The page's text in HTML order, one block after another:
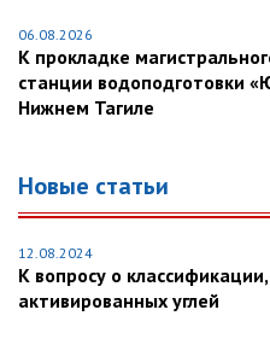
06.08.2026
К прокладке
станции водоподготовки
Нижнем Тагиле
Новые статьи
12.08.2024
К вопросу о
активированных углей